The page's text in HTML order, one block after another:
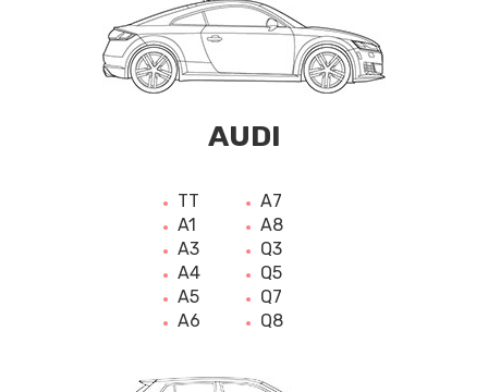
AUDI
TT
A1
A3
A4
A5
A6
A7
A8
Q3
Q5
Q7
Q8